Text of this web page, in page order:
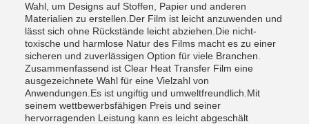
Wahl, um Designs auf Stoffen, Papier und anderen
Materialien zu erstellen.Der Film ist leicht anzuwenden und
lässt sich ohne Rückstände leicht abziehen.Die nicht-
toxische und harmlose Natur des Films macht es zu einer
sicheren und zuverlässigen Option für viele Branchen.
Zusammenfassend ist Clear Heat Transfer Film eine
ausgezeichnete Wahl für eine Vielzahl von
Anwendungen.Es ist ungiftig und umweltfreundlich.Mit
seinem wettbewerbsfähigen Preis und seiner
hervorragenden Leistung kann es leicht abgeschält